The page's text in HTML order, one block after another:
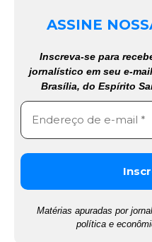
ASSINE
Inscreva-se para
jornalístico em seu e-
Brasília, do Espírito
Matérias apuradas por
política e